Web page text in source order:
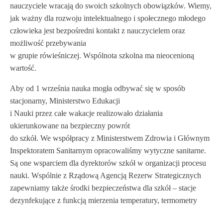
nauczyciele wracają do swoich szkolnych obowiązków. Wiemy,
jak ważny dla rozwoju intelektualnego i społecznego młodego
człowieka jest bezpośredni kontakt z nauczycielem oraz
możliwość przebywania
w grupie rówieśniczej. Wspólnota szkolna ma nieocenioną
wartość.
Aby od 1 września nauka mogła odbywać się w sposób
stacjonarny, Ministerstwo Edukacji
i Nauki przez całe wakacje realizowało działania
ukierunkowane na bezpieczny powrót
do szkół. We współpracy z Ministerstwem Zdrowia i Głównym
Inspektoratem Sanitarnym opracowaliśmy wytyczne sanitarne.
Są one wsparciem dla dyrektorów szkół w organizacji procesu
nauki. Wspólnie z Rządową Agencją Rezerw Strategicznych
zapewniamy także środki bezpieczeństwa dla szkół – stacje
dezynfekujące z funkcją mierzenia temperatury, termometry